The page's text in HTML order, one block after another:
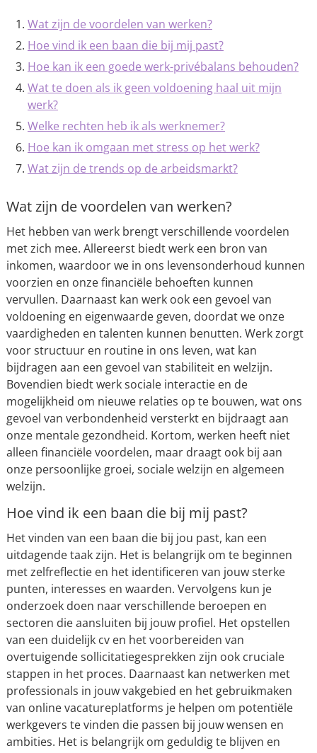
Wat zijn de voordelen van werken?
Hoe vind ik een baan die bij mij past?
Hoe kan ik een goede werk-privébalans behouden?
Wat te doen als ik geen voldoening haal uit mijn
werk?
Welke rechten heb ik als werknemer?
Hoe kan ik omgaan met stress op het werk?
Wat zijn de trends op de arbeidsmarkt?
Wat zijn de voordelen van werken?
Het hebben van werk brengt verschillende voordelen
met zich mee. Allereerst biedt werk een bron van
inkomen, waardoor we in ons levensonderhoud kunnen
voorzien en onze financiële behoeften kunnen
vervullen. Daarnaast kan werk ook een gevoel van
voldoening en eigenwaarde geven, doordat we onze
vaardigheden en talenten kunnen benutten. Werk zorgt
voor structuur en routine in ons leven, wat kan
bijdragen aan een gevoel van stabiliteit en welzijn.
Bovendien biedt werk sociale interactie en de
mogelijkheid om nieuwe relaties op te bouwen, wat ons
gevoel van verbondenheid versterkt en bijdraagt aan
onze mentale gezondheid. Kortom, werken heeft niet
alleen financiële voordelen, maar draagt ook bij aan
onze persoonlijke groei, sociale welzijn en algemeen
welzijn.
Hoe vind ik een baan die bij mij past?
Het vinden van een baan die bij jou past, kan een
uitdagende taak zijn. Het is belangrijk om te beginnen
met zelfreflectie en het identificeren van jouw sterke
punten, interesses en waarden. Vervolgens kun je
onderzoek doen naar verschillende beroepen en
sectoren die aansluiten bij jouw profiel. Het opstellen
van een duidelijk cv en het voorbereiden van
overtuigende sollicitatiegesprekken zijn ook cruciale
stappen in het proces. Daarnaast kan netwerken met
professionals in jouw vakgebied en het gebruikmaken
van online vacatureplatforms je helpen om potentiële
werkgevers te vinden die passen bij jouw wensen en
ambities. Het is belangrijk om geduldig te blijven en